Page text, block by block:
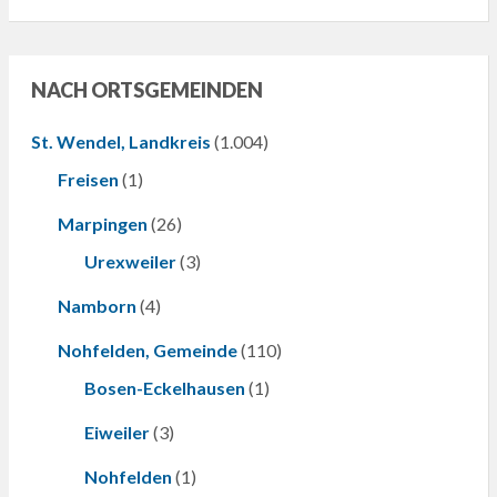
NACH ORTSGEMEINDEN
St. Wendel, Landkreis (1.004)
Freisen (1)
Marpingen (26)
Urexweiler(3)
Namborn (4)
Nohfelden, Gemeinde(110)
Bosen-Eckelhausen (1)
Eiweiler(3)
Nohfelden (1)